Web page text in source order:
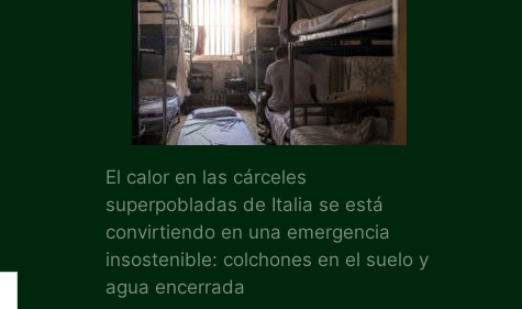
El calor en las cárceles
superpobladas de Italia se está
convirtiendo en una emergencia
insostenible: colchones en el suelo y
agua encerrada